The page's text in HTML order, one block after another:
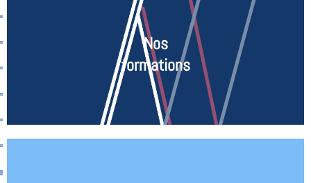
Nos
formations